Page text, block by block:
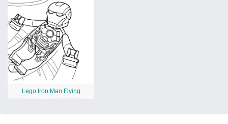
Lego Iron Man Flying